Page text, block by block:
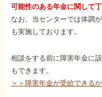
可能性のある年金に関して
なお、当センターでは体調
も実施しております。
相談をする前に障害年金に
もできます。
＞＞障害年金が受給できる